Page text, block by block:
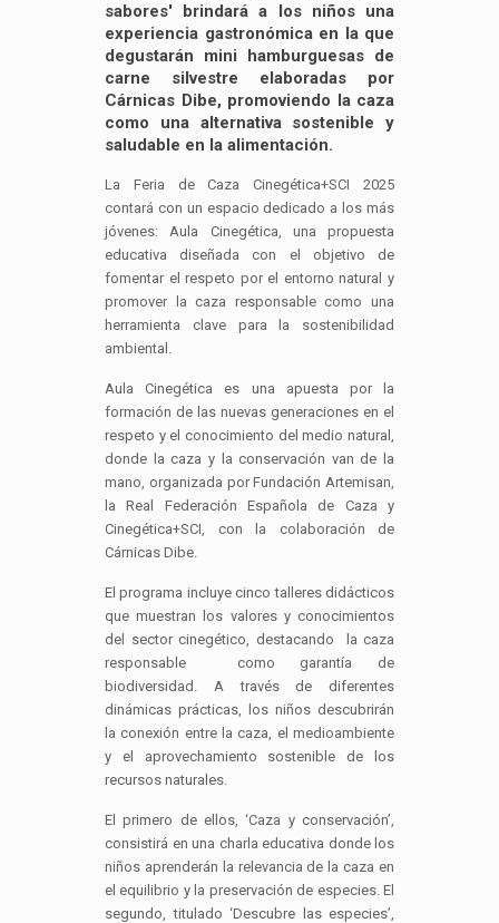
sabores' brindará a los niños una
experiencia gastronómica en la que
degustarán mini hamburguesas de
carne silvestre elaboradas por
Cárnicas Dibe, promoviendo la caza
como una alternativa sostenible y
saludable en la alimentación. ​
La Feria de Caza Cinegética+SCI 2025
contará con un espacio dedicado a los más
jóvenes: Aula Cinegética, una propuesta
educativa diseñada con el objetivo de
fomentar el respeto por el entorno natural y
promover la caza responsable como una
herramienta clave para la sostenibilidad
ambiental.
Aula Cinegética es una apuesta por la
formación de las nuevas generaciones en el
respeto y el conocimiento del medio natural,
donde la caza y la conservación van de la
mano, organizada por Fundación Artemisan,
la Real Federación Española de Caza y
Cinegética+SCI, con la colaboración de
Cárnicas Dibe.
El programa incluye cinco talleres didácticos
que muestran los valores y conocimientos
del sector cinegético, destacando la caza
responsable como garantía de
biodiversidad. A través de diferentes
dinámicas prácticas, los niños descubrirán
la conexión entre la caza, el medioambiente
y el aprovechamiento sostenible de los
recursos naturales.
El primero de ellos, ‘Caza y conservación’,
consistirá en una charla educativa donde los
niños aprenderán la relevancia de la caza en
el equilibrio y la preservación de especies. El
segundo, titulado ‘Descubre las especies’,